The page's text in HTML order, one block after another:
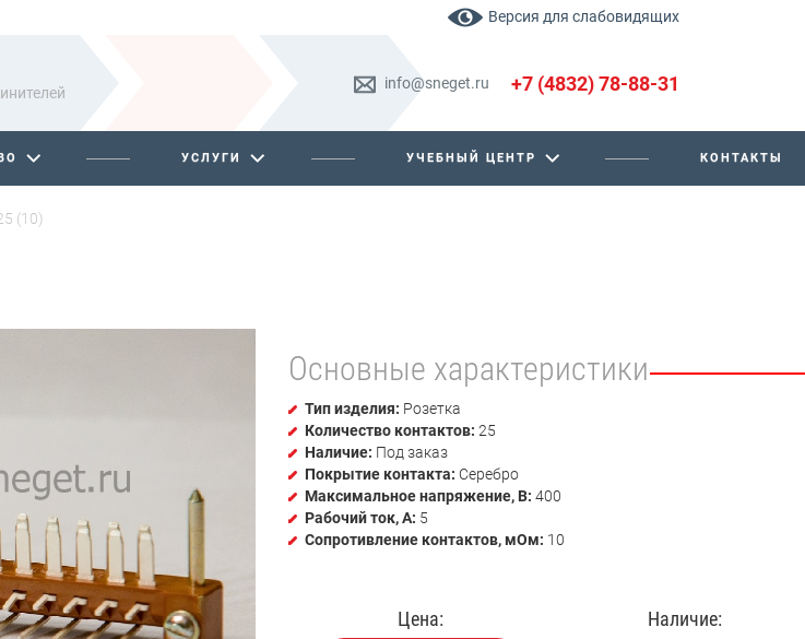
Версия для слабовидящих
info@sneget.ru +7 (4832) 78-88-31
УСЛУГИ УЧЕБНЫЙ ЦЕНТР КОНТАКТЫ
(10)
Основные характеристики
Тип изделия: Розетка
Количество контактов: 25
Наличие: Под заказ
Покрытие контакта: Серебро
Максимальное напряжение, В: 400
Рабочий ток, А: 5
Сопротивление контактов, мОм: 10
Цена:
Наличие: